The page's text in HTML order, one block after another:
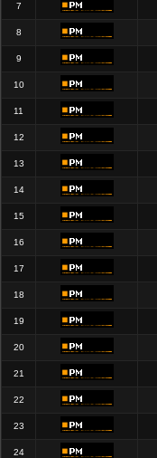
7
8
9
10
11
12
13
14
15
16
17
18
19
20
21
22
23
24